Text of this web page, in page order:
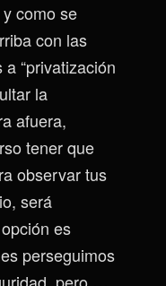
como se
con las
“privatización
la
afuera,
tener que
observar tus
será
es
perseguimos